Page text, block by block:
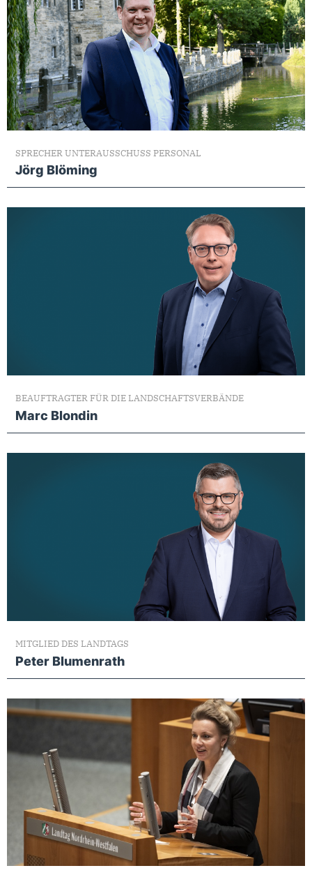
SPRECHER UNTERAUSSCHUSS PERSONAL
Jörg Blöming
BEAUFTRAGTER FÜR DIE LANDSCHAFTSVERBÄNDE
Marc Blondin
MITGLIED DES LANDTAGS
Peter Blumenrath